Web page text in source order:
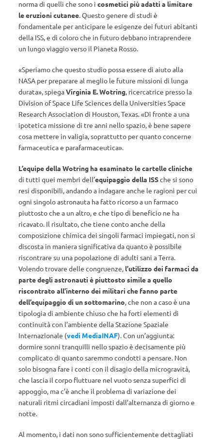
norma di quelli che sono i cosmetici più adatti a limitare
le eruzioni cutanee. Questo genere di studi è
fondamentale per anticipare le esigenze dei futuri abitanti
della ISS, e di coloro che in futuro debbano intraprendere
un lungo viaggio verso il Pianeta Rosso.
«Speriamo che questo studio possa essere di aiuto alla
NASA per preparare al meglio le future missioni di lunga
durata», spiegaVirginia E. Wotring, ricercatrice presso la
Division of Space Life Sciences della Universities Space
Research Association di Houston, Texas. «Di fronte a una
ipotetica missione di tre anni nello spazio, è bene sapere
cosa mettere in valigia, soprattutto per quanto concerne
farmaceutica e parafarmaceutica».
L’equipe della Wotring ha esaminato le cartelle cliniche
di tutti quei membri dell’equipaggio della ISSche si sono
resi disponibili, andando a indagare anche le ragioni per cui
ogni singolo astronauta ha fatto ricorso a un farmaco
piuttosto che a un altro, e che tipo di beneficio ne ha
ricavato. Il risultato, che tiene conto anche della
composizione chimica dei singoli farmaci impiegati, non si
discosta in maniera significativa da quanto è possibile
riscontrare su una popolazione di adulti sani a Terra.
Volendo trovare delle congruenze, l’utilizzo dei farmaci da
parte degli astronauti è piuttosto simile a quello
riscontrato all’interno dei militari che fanno parte
dell’equipaggio di un sottomarino, che non a caso è una
tipologia di ambiente chiuso che ha forti elementi di
continuità con l’ambiente della Stazione Spaziale
Internazionale (vedi MediaINAF). Con un’aggiunta:
dormire sonni tranquilli nello spazio è decisamente più
complicato di quanto saremmo condotti a pensare. Non
solo bisogna fare i conti con il disagio della microgravità,
che lascia il corpo fluttuare nel vuoto senza superfici di
appoggio, ma c’è anche il problema di variazione dei
naturali ritmi circadiani imposti dall’alternanza di giorno e
notte.
Al momento, i dati non sono sufficientemente dettagliati